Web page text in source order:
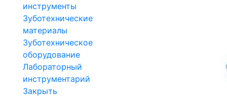
инструменты
Зуботехнические
материалы
Зуботехническое
оборудование
Лабораторный
инструментарий
Закрыть